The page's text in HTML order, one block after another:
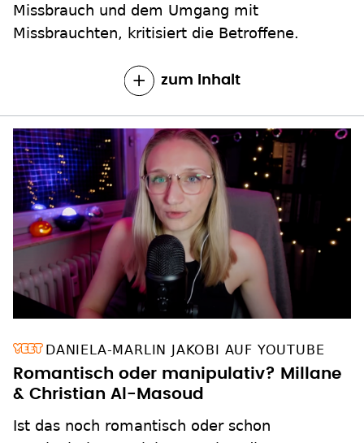
Missbrauch und dem Umgang mit
Missbrauchten, kritisiert die Betroffene.
zum Inhalt
DANIELA-MARLIN JAKOBI AUF YOUTUBE
Romantisch oder manipulativ? Millane
& Christian Al-Masoud
Ist das noch romantisch oder schon